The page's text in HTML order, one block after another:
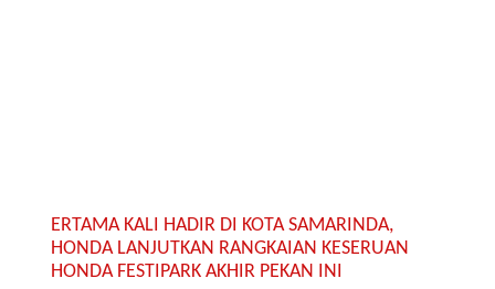
ERTAMA KALI HADIR DI KOTA SAMARINDA,
HONDA LANJUTKAN RANGKAIAN KESERUAN
HONDA FESTIPARK AKHIR PEKAN INI